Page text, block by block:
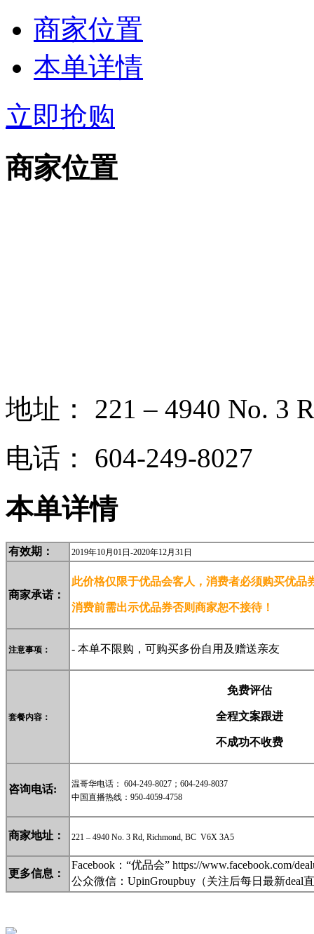
商家位置
本单详情
立即抢购
商家位置
地址：
221 – 4940 No. 3
电话：
604-249-8027
本单详情
有效期： 2019年10月01日-2020年12月31日
商家承诺：
此价格仅限于优品会客人，消费者必须购买优品
消费前需出示优品券否则商家恕不接待！
注意事项： - 本单不限购，可购买多份自用及赠送亲友
套餐内容：
免费评估
全程文案跟进
不成功不收费
咨询电话:
温哥华电话： 604-249-8027；604-249-8037
中国直播热线：950-4059-4758
商家地址： 221 – 4940 No. 3 Rd, Richmond, BC V6X 3A5
更多信息 ：
Facebook：“优品会” https://www.facebook.com/
公众微信： UpinGroupbuy （关注后每日最新deal